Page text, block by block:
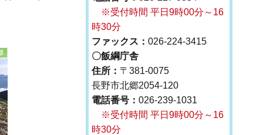
※受付時間 平日9時00分～16
時30分
ファックス： 026-224-3415
〇飯綱庁舎
住所： 〒381-0075
長野市北郷2054-120
電話番号： 026-239-1031
※受付時間 平日9時00分～16
時30分